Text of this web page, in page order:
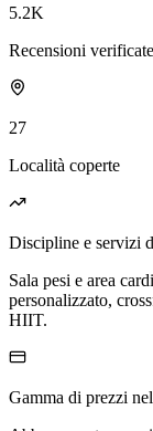
5.2K
Recensioni verificate
27
Località coperte
Discipline e servizi
Sala pesi e area
personalizzato,
HIIT.
Gamma di prezzi